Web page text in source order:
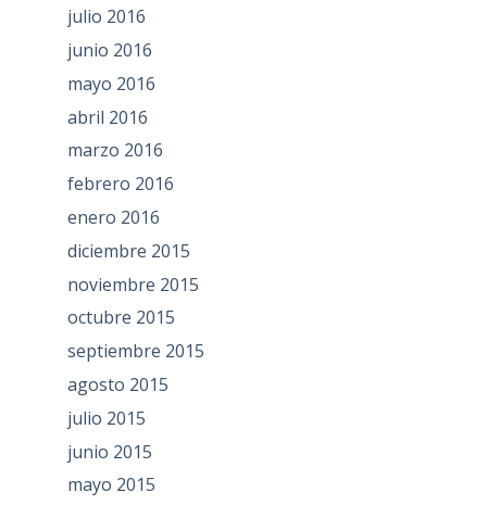
julio 2016
junio 2016
mayo 2016
abril 2016
marzo 2016
febrero 2016
enero 2016
diciembre 2015
noviembre 2015
octubre 2015
septiembre 2015
agosto 2015
julio 2015
junio 2015
mayo 2015